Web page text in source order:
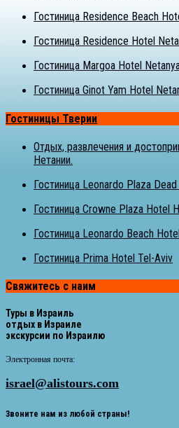
Гостиница Residence Beach
Гостиница Residence Hotel
Гостиница Margoa Hotel
Гостиница Ginot Yam Hotel
Гостиницы Тверии
Отдых, развлечения и
Нетании.
Гостиница Leonardo Plaza
Гостиница Crowne Plaza Hotel
Гостиница Leonardo Beach
Гостиница Prima Hotel Tel-Aviv
Свяжитесь с наим
Туры в Израиль
отдых в Израиле
экскурсии по Израилю
Электронная почта:
israel@alistours.com
Звоните нам из любой страны!